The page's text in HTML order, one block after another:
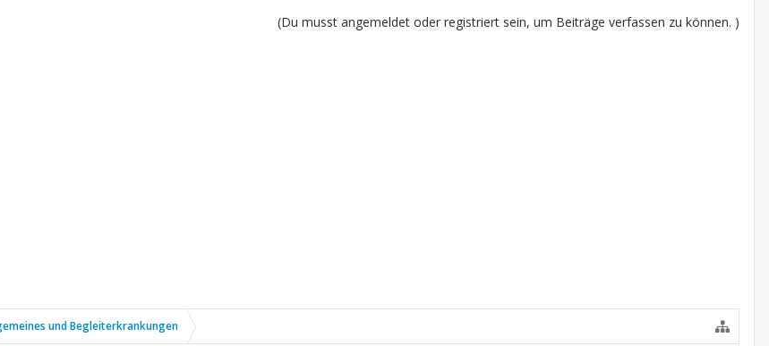
(Du musst angemeldet oder registriert sein, um Beiträge verfassen zu können. )
und Begleiterkrankungen